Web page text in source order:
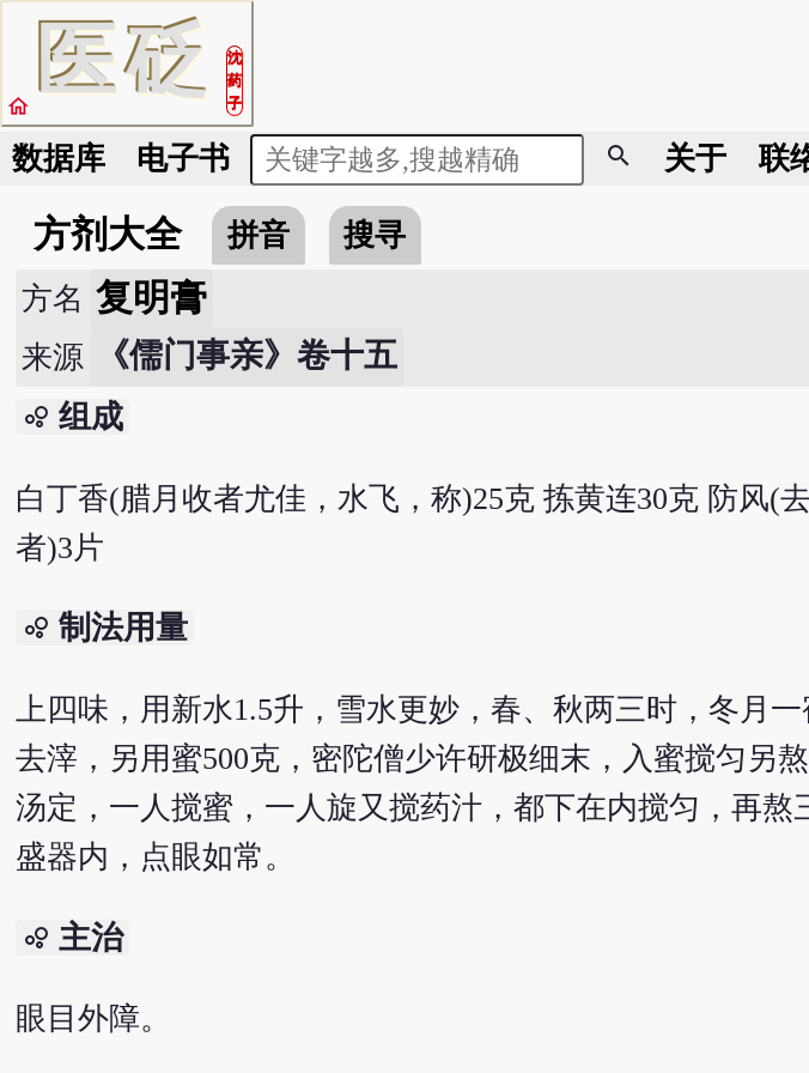
医砭
沈
药
子
home
数据库 电子书 search 关于 联
方剂大全 拼音 搜寻
方名 复明膏
来源 《儒门事亲》卷十五
bubble_chart 组成
白丁香(腊月收者尤佳，水飞，称)25克 拣黄连30克 防风(
者)3片
bubble_chart 制法用量
上四味，用新水1.5升，雪水更妙，春、秋两三时，冬月
去滓，另用蜜500克，密陀僧少许研极细末，入蜜搅匀另
汤定，一人搅蜜，一人旋又搅药汁，都下在内搅匀，再熬
盛器内，点眼如常。
bubble_chart 主治
眼目外障。